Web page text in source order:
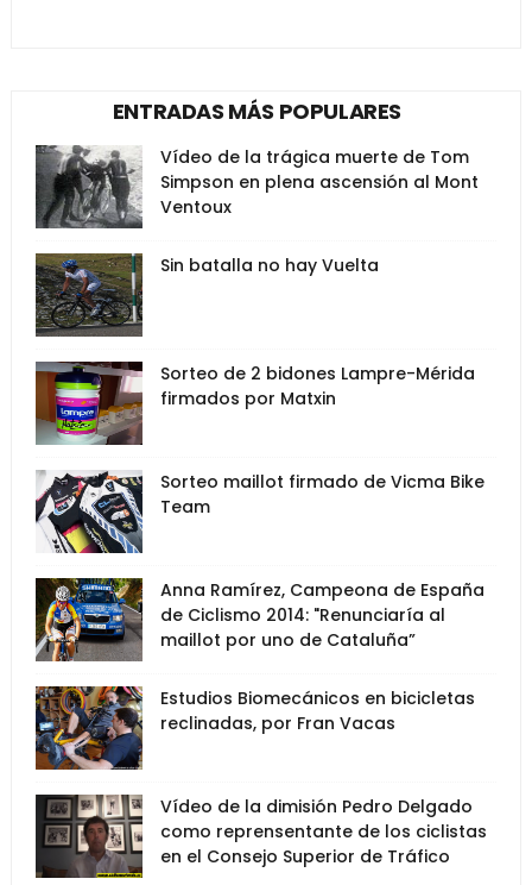
ENTRADAS MÁS POPULARES
Vídeo de la trágica muerte de Tom
Simpson en plena ascensión al Mont
Ventoux
Sin batalla no hay Vuelta
Sorteo de 2 bidones Lampre-Mérida
firmados por Matxin
Sorteo maillot firmado de Vicma Bike
Team
Anna Ramírez, Campeona de España
de Ciclismo 2014: "Renunciaría al
maillot por uno de Cataluña”
Estudios Biomecánicos en bicicletas
reclinadas, por Fran Vacas
Vídeo de la dimisión Pedro Delgado
como reprensentante de los ciclistas
en el Consejo Superior de Tráfico